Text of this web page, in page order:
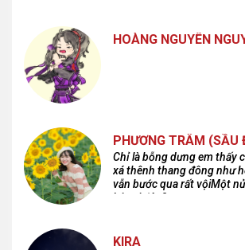
HOÀNG NGUYÊN
PHƯƠNG TRÂM (SẦU
Chỉ là bỗng dưng em thấy
xá thênh thang đông như
vẫn bước qua rất vộiMột
lại nơi đâu?
KIRA